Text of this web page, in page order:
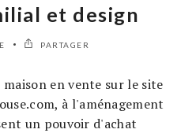
et design
PARTAGER
en vente sur le site
à l'aménagement
un pouvoir d'achat